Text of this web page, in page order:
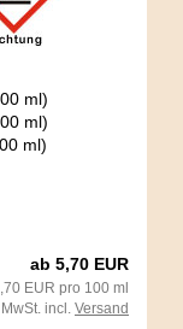
ml)
ml)
ml)
ab 5,70 EUR
EUR pro 100 ml
incl. Versand